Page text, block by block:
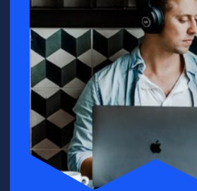
Повышение продуктивности
Комплексное обучение в одном
месте
Развитие управленческих
компетенций ваших сотрудников
Подробнее →